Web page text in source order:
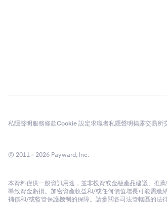
私隱聲明服務條款Cookie 設定求職者私隱聲明揭露交易所
© 2011 - 2026 Payward, Inc.
本資料僅供一般資訊用途，並非投資或金融產品建議、推
導致資金虧損。加密資產收益和/或任何價值增長可能需繳
補償和/或監管保護機制的保障。請參閱各司法管轄區的法